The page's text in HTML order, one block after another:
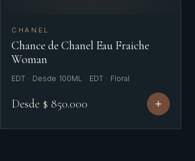
CHANEL
Chance de Chanel Eau Fraiche
Woman
EDT · Desde 100ML · EDT · Floral
Desde $ 850.000